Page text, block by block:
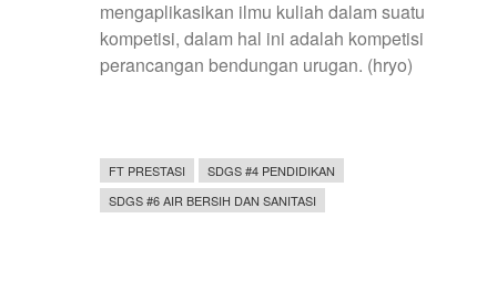
mengaplikasikan ilmu kuliah dalam suatu
kompetisi, dalam hal ini adalah kompetisi
perancangan bendungan urugan. (hryo)
FT PRESTASI
SDGS #4 PENDIDIKAN
SDGS #6 AIR BERSIH DAN SANITASI